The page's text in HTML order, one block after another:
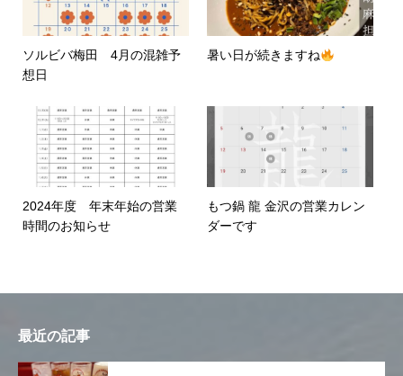
ソルビバ梅田 4月の混雑予
想日
暑い日が続きますね
2024年度 年末年始の営業
時間のお知らせ
もつ鍋 龍 金沢の営業カレン
ダーです
最近の記事